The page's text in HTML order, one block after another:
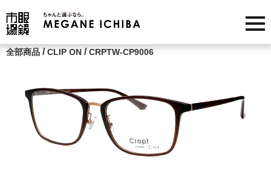
全部商品 /CLIP ON /CRPTW-CP9006